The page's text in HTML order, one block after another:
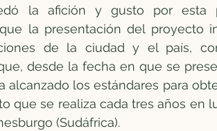
la afición y gusto por esta
la presentación del proyecto
de la ciudad y el país,
desde la fecha en que se
alcanzado los estándares para
que se realiza cada tres años en
(Sudáfrica).